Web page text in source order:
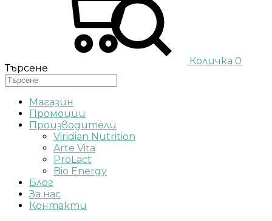
Количка 0
Търсене
Магазин
Промоции
Производители
Viridian Nutrition
Arte Vita
ProLact
Bio Energy
Блог
За нас
Контакти